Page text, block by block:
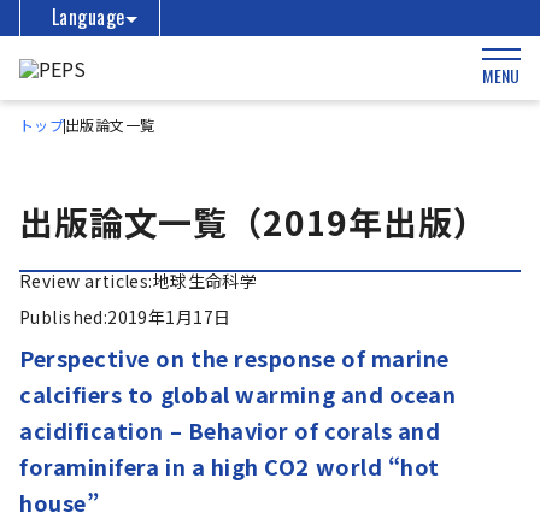
Language
MENU
トップ出版論文一覧
出版論文一覧（2019年出版）
Review articles:地球生命科学
Published:2019年1月17日
Perspective on the response of marine
calcifiers to global warming and ocean
acidification – Behavior of corals and
foraminifera in a high CO2 world “hot
house”